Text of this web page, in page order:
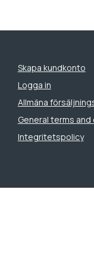
Skapa kundkonto
Logga in
Allmäna
General terms
Integritetspolicy